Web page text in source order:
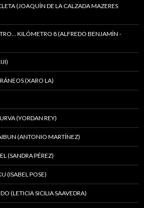
(JOAQUÍN DE LA CALZADA MAZERES
KILÓMETRO 8 (ALFREDO BENJAMÍN -
(XARO LA)
(YORDAN REY)
(ANTONIO MARTÍNEZ)
(SANDRA PÉREZ)
(ISABEL POSE)
(LETICIA SICILIA SAAVEDRA)